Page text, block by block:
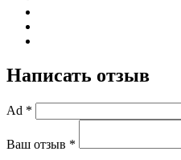
Написать отзыв
Ad *
Ваш отзыв *